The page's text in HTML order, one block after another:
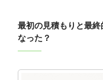
最初の見積もりと最
なった？